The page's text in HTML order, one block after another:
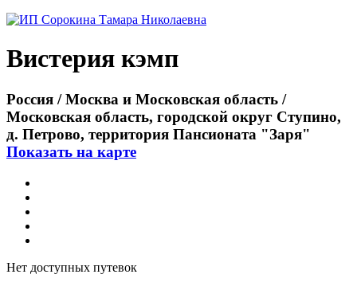
Вистерия кэмп
Россия / Москва и Московская область /
Московская область, городской округ Ступино,
д. Петрово, территория Пансионата "Заря"
Показать на карте
Нет доступных путевок